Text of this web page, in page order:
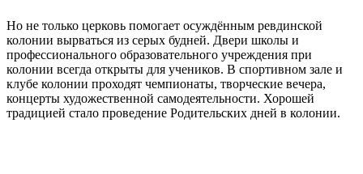
Но не только церковь помогает осуждённым ревдинской
колонии вырваться из серых будней. Двери школы и
профессионального образовательного учреждения при
колонии всегда открыты для учеников. В спортивном зале и
клубе колонии проходят чемпионаты, творческие вечера,
концерты художественной самодеятельности. Хорошей
традицией стало проведение Родительских дней в колонии.